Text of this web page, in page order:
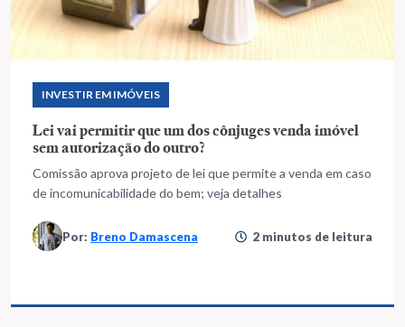
INVESTIR EM IMÓVEIS
Lei vai permitir que um dos cônjuges venda imóvel
sem autorização do outro?
Comissão aprova projeto de lei que permite a venda em caso
de incomunicabilidade do bem; veja detalhes
Por: Breno Damascena 2 minutos de leitura